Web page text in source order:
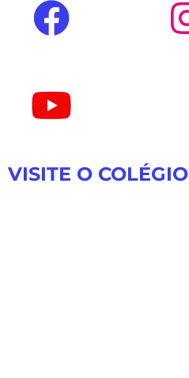
VISITE O COLÉGIO